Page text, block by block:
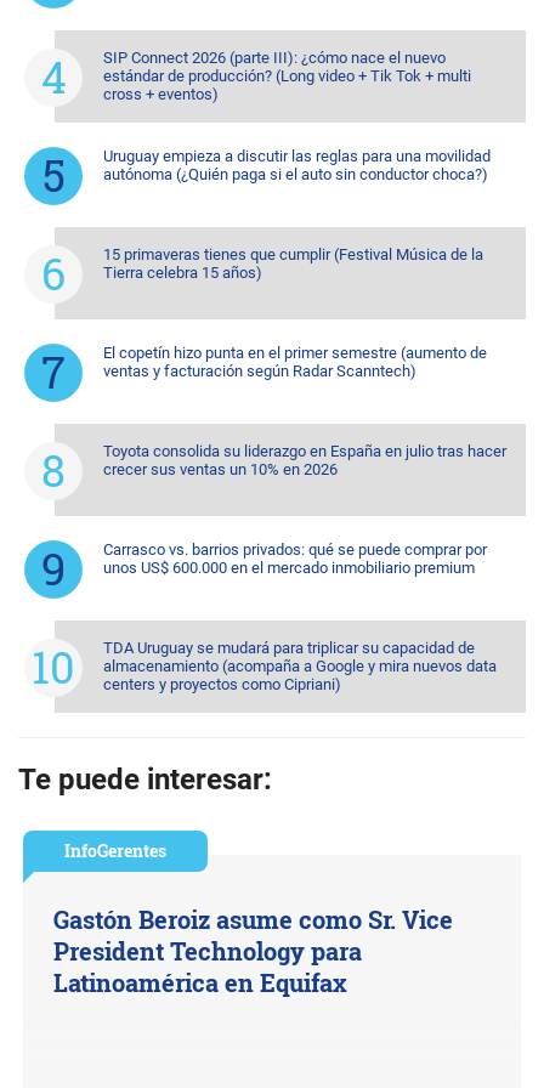
SIP Connect 2026 (parte III): ¿cómo nace el nuevo
estándar de producción? (Long video + Tik Tok + multi
cross + eventos)
Uruguay empieza a discutir las reglas para una movilidad
autónoma (¿Quién paga si el auto sin conductor choca?)
15 primaveras tienes que cumplir (Festival Música de la
Tierra celebra 15 años)
El copetín hizo punta en el primer semestre (aumento de
ventas y facturación según Radar Scanntech)
Toyota consolida su liderazgo en España en julio tras hacer
crecer sus ventas un 10% en 2026
Carrasco vs. barrios privados: qué se puede comprar por
unos US$ 600.000 en el mercado inmobiliario premium
TDA Uruguay se mudará para triplicar su capacidad de
almacenamiento (acompaña a Google y mira nuevos data
centers y proyectos como Cipriani)
Te puede interesar:
InfoGerentes
Gastón Beroiz asume como Sr. Vice
President Technology para
Latinoamérica en Equifax